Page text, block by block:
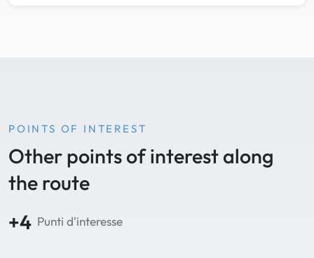
POINTS OF INTEREST
Other points of interest along
the route
+4 Punti d'interesse